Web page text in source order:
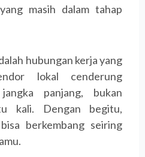
masih dalam tahap
hubungan kerja yang
lokal cenderung
panjang, bukan
kali. Dengan begitu,
berkembang seiring